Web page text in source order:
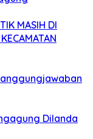
MASIH DI
Dilanda